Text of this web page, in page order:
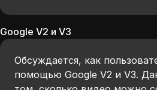
Google V2 и V3
Обсуждается, как
помощью Google V2 и V3.